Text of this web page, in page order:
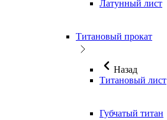
Латунный лист
Титановый прокат
Назад
Титановый лист
Губчатый титан